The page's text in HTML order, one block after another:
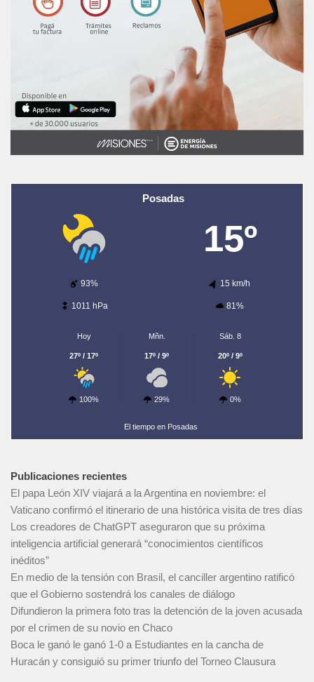
Posadas
15º
93% 15 km/h
1011 hPa 81%
Hoy
27º / 17º
100%
Mñn.
17º / 9º
29%
Sáb. 8
20º / 9º
0%
El tiempo en Posadas
Publicaciones recientes
El papa León XIV viajará a la Argentina en noviembre: el
Vaticano confirmó el itinerario de una histórica visita de tres días
Los creadores de ChatGPT aseguraron que su próxima
inteligencia artificial generará “conocimientos científicos
inéditos”
En medio de la tensión con Brasil, el canciller argentino ratificó
que el Gobierno sostendrá los canales de diálogo
Difundieron la primera foto tras la detención de la joven acusada
por el crimen de su novio en Chaco
Boca le ganó le ganó 1-0 a Estudiantes en la cancha de
Huracán y consiguió su primer triunfo del Torneo Clausura